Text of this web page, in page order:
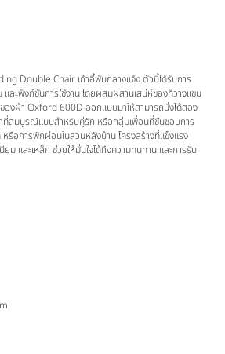
Double Chair เก้าอี้พับกลางแจ้ง ตัวนี้ได้รับการ
ละฟังก์ชันการใช้งาน โดยผสมผสานเสน่ห์ของที่วางแขน
ของผ้า Oxford 600D ออกแบบมาให้สามารถนั่งได้สอง
ที่สมบูรณ์แบบสำหรับคู่รัก หรือกลุ่มเพื่อนที่ชื่นชอบการ
หรือการพักผ่อนในสวนหลังบ้าน โครงสร้างที่แข็งแรง
ม และเหล็ก ช่วยให้มั่นใจได้ถึงความทนทาน และการรับ